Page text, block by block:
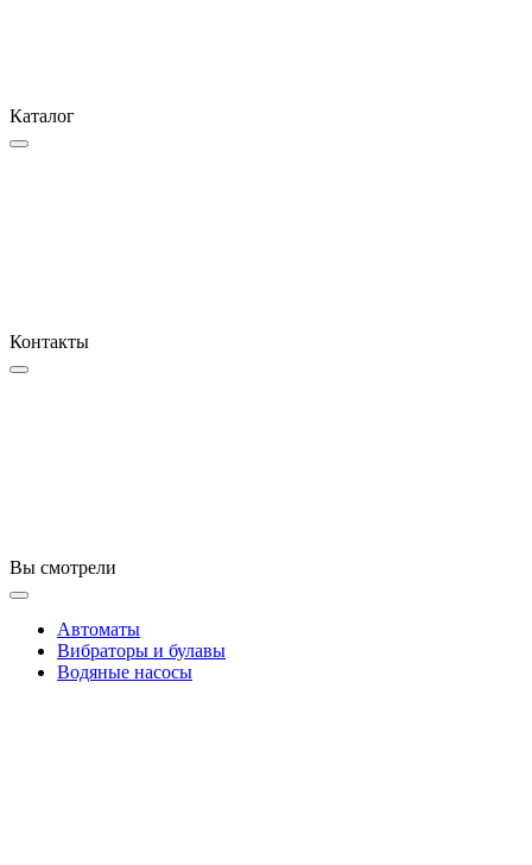
Каталог
Контакты
Вы смотрели
Автоматы
Вибраторы и булавы
Водяные насосы